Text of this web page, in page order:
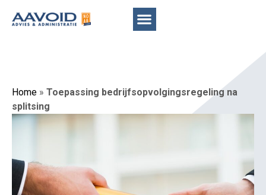
Home » Toepassing bedrijfsopvolgingsregeling na
splitsing